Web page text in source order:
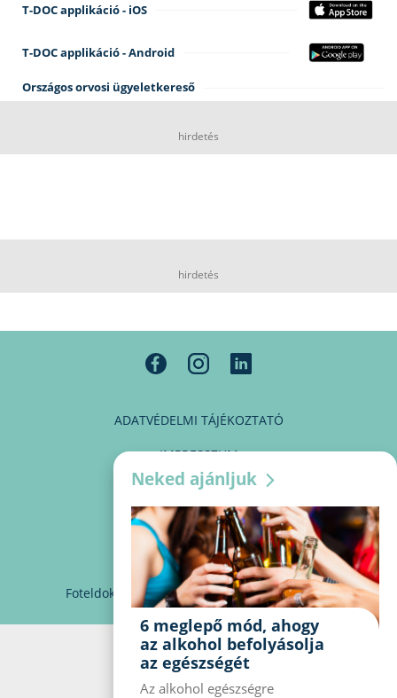
T-DOC applikáció - iOS
T-DOC applikáció - Android
Országos orvosi ügyeletkereső
hirdetés
hirdetés
ADATVÉDELMI TÁJÉKOZTATÓ
IMPRESSZUM
MÉDIAAJÁNLAT
PARTNEREINK
KAPCSOLAT
Foteldoki info@foteldoki.hu Süti beállítások
Neked ajánljuk
6 meglepő mód, ahogy
az alkohol befolyásolja
az egészségét
Az alkohol egészségre